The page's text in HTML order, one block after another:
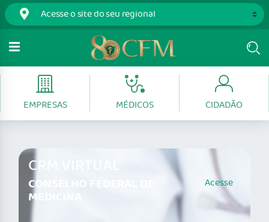
EMPRESAS MÉDICOS CIDADÃO
CRM VIRTUAL
CONSELHO FEDERAL DE
MEDICINA
Acesse